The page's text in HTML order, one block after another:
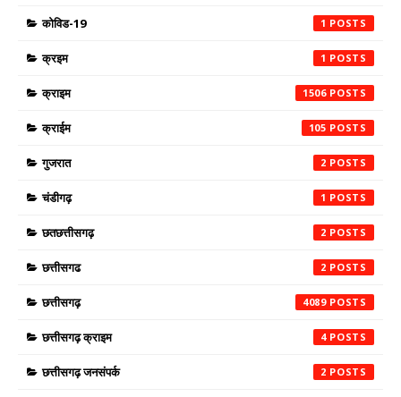
कोविड-19 1
क्रइम 1
क्राइम 1506
क्राईम 105
गुजरात 2
चंडीगढ़ 1
छतछत्तीसगढ़ 2
छत्तीसगढ 2
छत्तीसगढ़ 4089
छत्तीसगढ़ क्राइम 4
छत्तीसगढ़ जनसंपर्क 2